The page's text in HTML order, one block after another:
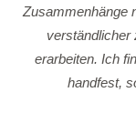
Zusammenhänge
verständlicher
erarbeiten. Ich
handfest,